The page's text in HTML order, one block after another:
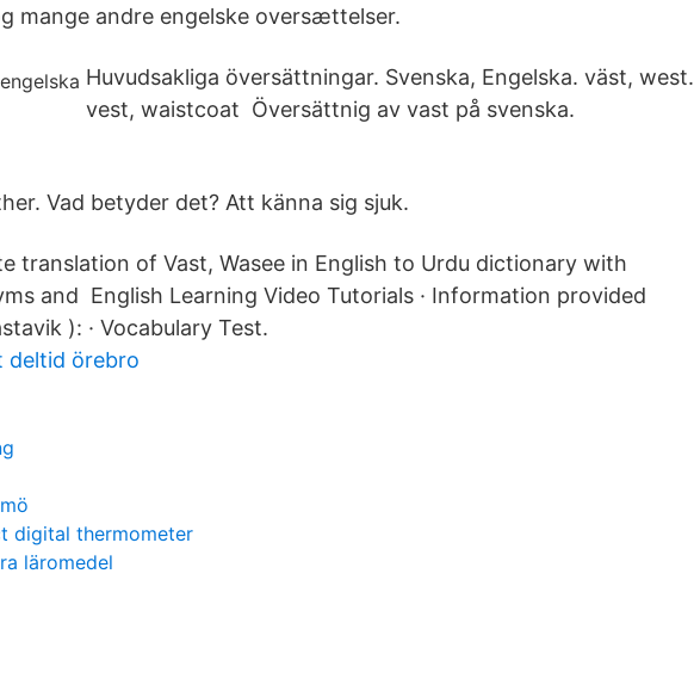
mange andre engelske oversættelser.
Huvudsakliga översättningar. Svenska, Engelska. väst, west.
vest, waistcoat Översättnig av vast på svenska.
Vad betyder det? Att känna sig sjuk.
translation of Vast, Wasee in English to Urdu dictionary with
and English Learning Video Tutorials · Information provided
): · Vocabulary Test.
deltid örebro
digital thermometer
läromedel